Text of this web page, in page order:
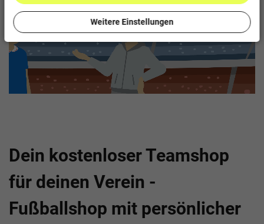
Dein kostenloser Teamshop
für deinen Verein -
Fußballshop mit persönlicher
Weitere Einstellungen